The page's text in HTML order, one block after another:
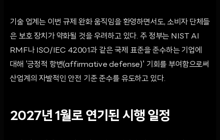
기술 업계는 이번 규제 완화 움직임을 환영하면서도, 소비자 단체들
은 보호 장치가 약화될 것을 우려하고 있다. 주 정부는 NIST AI
RMF나 ISO/IEC 42001과 같은 국제 표준을 준수하는 기업에
대해 '긍정적 항변(affirmative defense)' 기회를 부여함으로써
산업계의 자발적인 안전 기준 준수를 유도하고 있다.
2027년 1월로 연기된 시행 일정